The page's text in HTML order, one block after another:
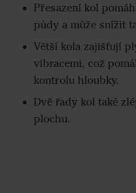
Přesazení kol
půdy a může snížit
Větší kola zajišťují
vibracemi, což
kontrolu hloubky.
Dvě řady kol také
plochu.